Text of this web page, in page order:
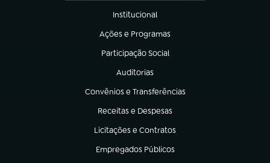
Institucional
(abre em nova aba)
Ações e Programas
(abre em nova aba)
Participação Social
(abre em nova aba)
Auditorias
(abre em nova aba)
Convênios e Transferências
(abre em nova aba)
Receitas e Despesas
(abre em nova aba)
Licitações e Contratos
(abre em nova aba)
Empregados Públicos
(abre em nova aba)